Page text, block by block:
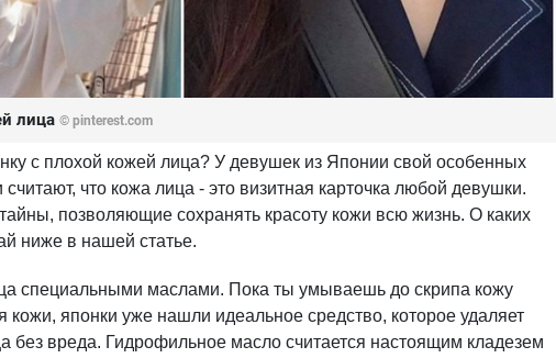
лица © pinterest.com
с плохой кожей лица? У девушек из Японии свой особенных
что кожа лица - это визитная карточка любой девушки.
позволяющие сохранять красоту кожи всю жизнь. О каких
ниже в нашей статье.
специальными маслами. Пока ты умываешь до скрипа кожу
кожи, японки уже нашли идеальное средство, которое удаляет
без вреда. Гидрофильное масло считается настоящим кладезем